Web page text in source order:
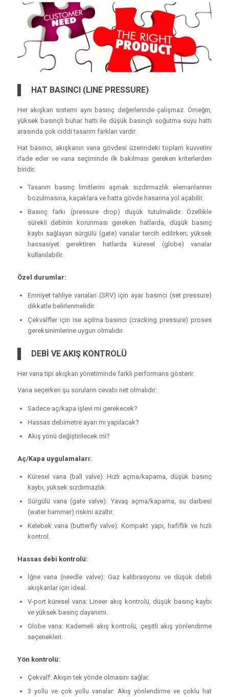
HAT BASINCI (LINE PRESSURE)
Her akışkan sistemi aynı basınç değerlerinde çalışmaz. Örneğin,
yüksek basınçlı buhar hattı ile düşük basınçlı soğutma suyu hattı
arasında çok ciddi tasarım farkları vardır.
Hat basıncı, akışkanın vana gövdesi üzerindeki toplam kuvvetini
ifade eder ve vana seçiminde ilk bakılması gereken kriterlerden
biridir.
Tasarım basınç limitlerini aşmak sızdırmazlık elemanlarının
bozulmasına, kaçaklara ve hatta gövde hasarına yol açabilir.
Basınç farkı (pressure drop) düşük tutulmalıdır. Özellikle
sürekli debinin korunması gereken hatlarda, düşük basınç
kaybı sağlayan sürgülü (gate) vanalar tercih edilirken; yüksek
hassasiyet gerektiren hatlarda küresel (globe) vanalar
kullanılabilir.
Özel durumlar:
Emniyet tahliye vanaları (SRV) için ayar basıncı (set pressure)
dikkatle belirlenmelidir.
Çekvalfler için ise açılma basıncı (cracking pressure) proses
gereksinimlerine uygun olmalıdır.
DEBİ VE AKIŞ KONTROLÜ
Her vana tipi akışkan yönetiminde farklı performans gösterir.
Vana seçerken şu soruların cevabı net olmalıdır:
Sadece aç/kapa işlevi mi gerekecek?
Hassas debimetre ayarı mı yapılacak?
Akış yönü değiştirilecek mi?
Aç/Kapa uygulamaları:
Küresel vana (ball valve): Hızlı açma/kapama, düşük basınç
kaybı, yüksek sızdırmazlık.
Sürgülü vana (gate valve): Yavaş açma/kapama, su darbesi
(water hammer) riskini azaltır.
Kelebek vana (butterfly valve): Kompakt yapı, hafiflik ve hızlı
kontrol.
Hassas debi kontrolü:
İğne vana (needle valve): Gaz kalibrasyonu ve düşük debili
akışkanlar için ideal.
V-port küresel vana: Lineer akış kontrolü, düşük basınç kaybı
ve yüksek basınç dayanımı.
Globe vana: Kademeli akış kontrolü, çeşitli akış yönlendirme
seçenekleri.
Yön kontrolü:
Çekvalf: Akışın tek yönde olmasını sağlar.
3 yollu ve çok yollu vanalar: Akış yönlendirme ve çoklu hat